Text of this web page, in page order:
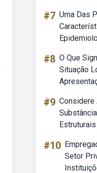
#7 Uma Das
#8 O Que
Situação
#9 Considere
#10
Setor